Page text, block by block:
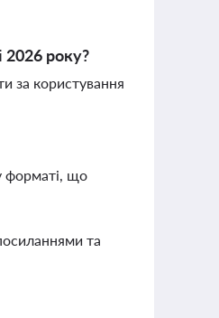
2026 року?
за користування
форматі, що
та